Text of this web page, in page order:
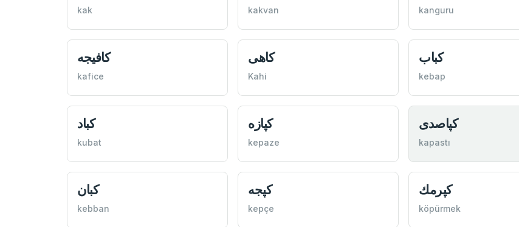
kak kakvan kanguru
كافيجه
kafice
كاهی
Kahi
كباب
kebap
كباد
kubat
كپازه
kepaze
كپاصدی
kapastı
كبان
kebban
كپجه
kepçe
كپرمك
köpürmek